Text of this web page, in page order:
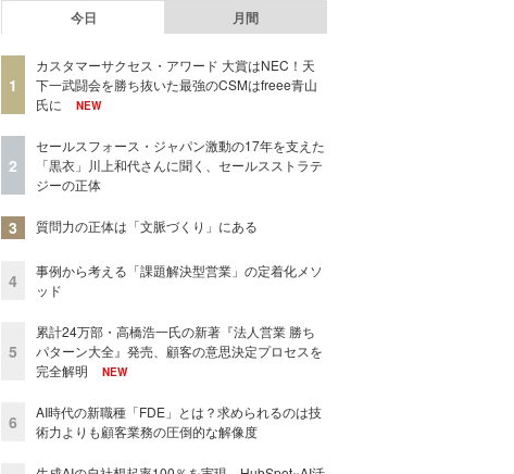
今日 月間
1
カスタマーサクセス・アワード 大賞はNEC！天
下一武闘会を勝ち抜いた最強のCSMはfreee青山
氏に
NEW
2
セールスフォース・ジャパン激動の17年を支えた
「黒衣」川上和代さんに聞く、セールスストラテ
ジーの正体
3 質問力の正体は「文脈づくり」にある
4
事例から考える「課題解決型営業」の定着化メソ
ッド
5
累計24万部・高橋浩一氏の新著『法人営業 勝ち
パターン大全』発売、顧客の意思決定プロセスを
完全解明
NEW
6
AI時代の新職種「FDE」とは？求められるのは技
術力よりも顧客業務の圧倒的な解像度